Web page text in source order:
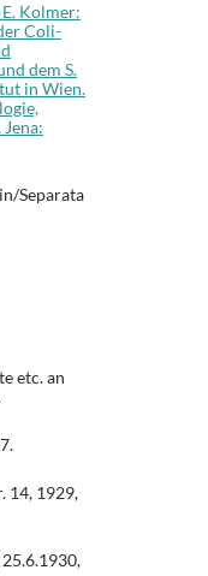
Kolmer:
Coli-
dem S.
in Wien.
Separata
etc. an
14, 1929,
25.6.1930,